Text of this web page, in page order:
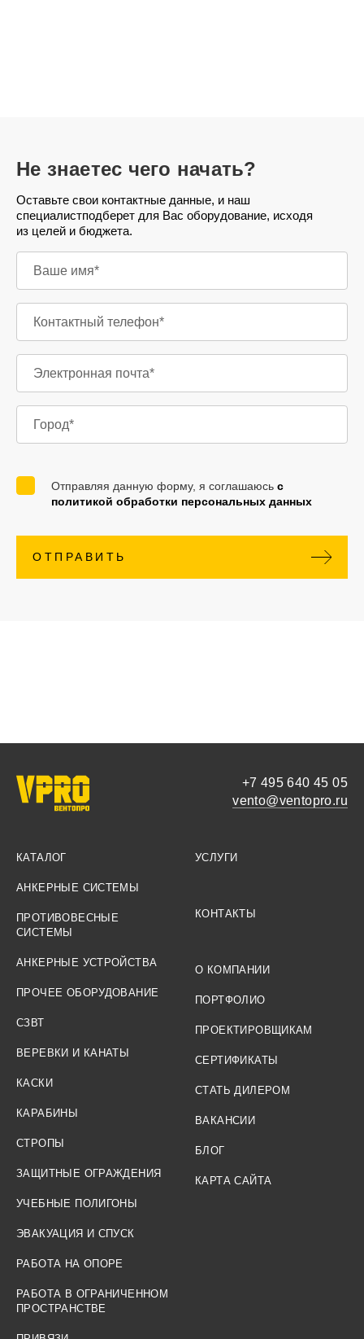
Не знаетес чего начать?
Оставьте свои контактные данные, и наш
специалистподберет для Вас оборудование, исходя
из целей и бюджета.
Отправляя данную форму, я соглашаюсь с
политикой обработки персональных данных
ОТПРАВИТЬ
КАТАЛОГ
АНКЕРНЫЕ СИСТЕМЫ
ПРОТИВОВЕСНЫЕ
СИСТЕМЫ
АНКЕРНЫЕ УСТРОЙСТВА
ПРОЧЕЕ ОБОРУДОВАНИЕ
СЗВТ
ВЕРЕВКИ И КАНАТЫ
КАСКИ
КАРАБИНЫ
СТРОПЫ
ЗАЩИТНЫЕ ОГРАЖДЕНИЯ
УЧЕБНЫЕ ПОЛИГОНЫ
ЭВАКУАЦИЯ И СПУСК
РАБОТА НА ОПОРЕ
РАБОТА В ОГРАНИЧЕННОМ
ПРОСТРАНСТВЕ
УСЛУГИ
О КОМПАНИИ
ПОРТФОЛИО
ПРОЕКТИРОВЩИКАМ
СЕРТИФИКАТЫ
СТАТЬ ДИЛЕРОМ
ВАКАНСИИ
БЛОГ
КАРТА САЙТА
КОНТАКТЫ
+7 495 640 45 05
vento@ventopro.ru